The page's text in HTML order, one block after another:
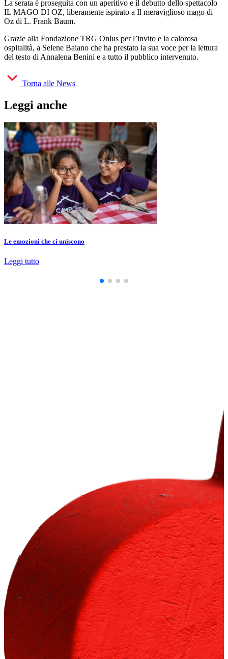
La serata è proseguita con un aperitivo e il debutto dello spettacolo
IL MAGO DI OZ, liberamente ispirato a Il meraviglioso mago di
Oz di L. Frank Baum.
Grazie alla Fondazione TRG Onlus per l’invito e la calorosa
ospitalità, a Selene Baiano che ha prestato la sua voce per la lettura
del testo di Annalena Benini e a tutto il pubblico intervenuto.
Torna alle News
Leggi anche
Le emozioni che ci uniscono
Leggi tutto